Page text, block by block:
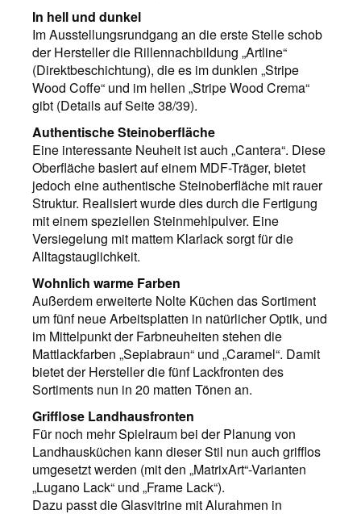
In hell und dunkel
Im Ausstellungsrundgang an die erste Stelle schob
der Hersteller die Rillennachbildung „Artline“
(Direktbeschichtung), die es im dunklen „Stripe
Wood Coffe“ und im hellen „Stripe Wood Crema“
gibt (Details auf Seite 38/39).
Authentische Steinoberfläche
Eine interessante Neuheit ist auch „Cantera“. Diese
Oberfläche basiert auf einem MDF-Träger, bietet
jedoch eine authentische Steinoberfläche mit rauer
Struktur. Realisiert wurde dies durch die Fertigung
mit einem speziellen Steinmehlpulver. Eine
Versiegelung mit mattem Klarlack sorgt für die
Alltagstauglichkeit.
Wohnlich warme Farben
Außerdem erweiterte Nolte Küchen das Sortiment
um fünf neue Arbeitsplatten in natürlicher Optik, und
im Mittelpunkt der Farbneuheiten stehen die
Mattlackfarben „Sepiabraun“ und „Caramel“. Damit
bietet der Hersteller die fünf Lackfronten des
Sortiments nun in 20 matten Tönen an.
Grifflose Landhausfronten
Für noch mehr Spielraum bei der Planung von
Landhausküchen kann dieser Stil nun auch grifflos
umgesetzt werden (mit den „MatrixArt“-Varianten
„Lugano Lack“ und „Frame Lack“).
Dazu passt die Glasvitrine mit Alurahmen in